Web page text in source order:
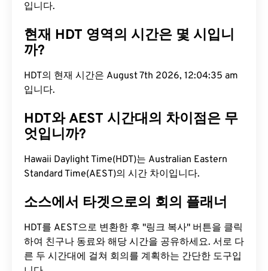
입니다.
현재 HDT 영역의 시간은 몇 시입니
까?
HDT의 현재 시간은 August 7th 2026, 12:04:35 am
입니다.
HDT와 AEST 시간대의 차이점은 무
엇입니까?
Hawaii Daylight Time(HDT)는 Australian Eastern
Standard Time(AEST)의 시간 차이입니다.
소스에서 타겟으로의 회의 플래너
HDT를 AEST으로 변환한 후 "링크 복사" 버튼을 클릭
하여 친구나 동료와 해당 시간을 공유하세요. 서로 다
른 두 시간대에 걸쳐 회의를 계획하는 간단한 도구입